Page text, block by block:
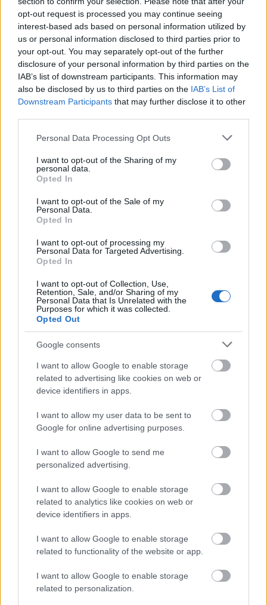
opt-out request is processed you may continue seeing
interest-based ads based on personal information utilized by
us or personal information disclosed to third parties prior to
your opt-out. You may separately opt-out of the further
disclosure of your personal information by third parties on the
IAB’s list of downstream participants. This information may
also be disclosed by us to third parties on the IAB’s List of
Downstream Participants that may further disclose it to other
Please note that this website/app uses one or more Google
not limited to your visit or usage behaviour. You may click to
grant or deny consent to Google and its third-party tags to
use your data for below specified purposes in below Google
consent section.
Personal Data Processing Opt Outs
I want to opt-out of the Sharing of my
personal data.
Opted In
I want to opt-out of the Sale of my
Personal Data.
Opted In
I want to opt-out of processing my
Personal Data for Targeted Advertising.
Opted In
I want to opt-out of Collection, Use,
Retention, Sale, and/or Sharing of my
Personal Data that Is Unrelated with the
Purposes for which it was collected.
Opted Out
Google consents
I want to allow Google to enable storage
related to advertising like cookies on web or
device identifiers in apps.
I want to allow my user data to be sent to
Google for online advertising purposes.
I want to allow Google to send me
personalized advertising.
I want to allow Google to enable storage
related to analytics like cookies on web or
device identifiers in apps.
I want to allow Google to enable storage
related to functionality of the website or app.
I want to allow Google to enable storage
related to personalization.
fog tudni kibontakozni, sem a zenében, sem
semmiben az életben. Csak mi nagyon hamar
lebukunk.
- Átvészelted a négy évet, és akkor most rendben
vagy?
- Még nem szólt Prunyi...
- De figyel?
- Úgy engedte el akkor a kezemet, hogy mehetek.
Figyelnem kell magamra, de tudom, mire kell
figyelnem. Rossz szakmát választottunk, mert
nekünk gyakorolni kell. Szerencsére imádok
gyakorolni, imádok zongorázni, és azóta azzal a
kontrollal figyelem magam, amit ő tanított meg
nekem. Vannak hullámvölgyek, de ez már az a szint,
amin minden embernek át kell vergődnie az életben,
amin tovább kell menni. Én nála váltam felnőtté, és
egy felnőtt embernek kötelessége, hogy nagyjából
óvodába visszamenni az óvónénihez.
- Nekem ez nagyon félelmetes.
- Nekem is. Szerencsére én elég későn érő típus
vagyok, talán csak most kezdem el megtalálni a
helyem. De gondolj bele, ha valaki sztár, harminc
éves, tele a naptárja, és akkor észreveszi, hogy baj
van. Borzalmas erő kell akkor mindezt észrevenni,
aki ezt elvállata volna, és szívvel-lélekkel, szakmai
tudással végigvitte volna.
- Miért vállalt el téged?
- Érdekes történet. Augusztusban hívtam őt fel,
Fassang Lászlótól kaptam meg a telefonszámát,
mondta, hogy menjek be hozzá szeptemberben.
Akkor egy hónapig gyakoroltam valami nyüves
Bachot, bementem, végem volt. Mint amikor az
ember az ítélőszék elé áll. Tudtam, hogy segíteni
- Miért volt benned ez a végtelem bizalom